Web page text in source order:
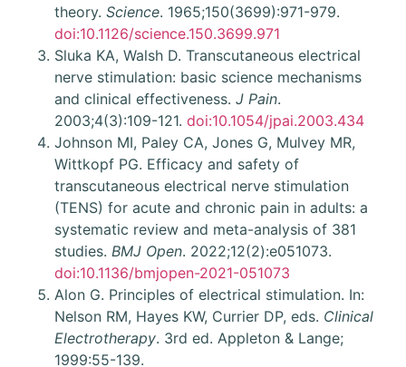
theory. Science. 1965;150(3699):971-979.
doi:10.1126/science.150.3699.971
Sluka KA, Walsh D. Transcutaneous electrical
nerve stimulation: basic science mechanisms
and clinical effectiveness. J Pain.
2003;4(3):109-121. doi:10.1054/jpai.2003.434
Johnson MI, Paley CA, Jones G, Mulvey MR,
Wittkopf PG. Efficacy and safety of
transcutaneous electrical nerve stimulation
(TENS) for acute and chronic pain in adults: a
systematic review and meta-analysis of 381
studies. BMJ Open. 2022;12(2):e051073.
doi:10.1136/bmjopen-2021-051073
Alon G. Principles of electrical stimulation. In:
Nelson RM, Hayes KW, Currier DP, eds. Clinical
Electrotherapy. 3rd ed. Appleton & Lange;
1999:55-139.